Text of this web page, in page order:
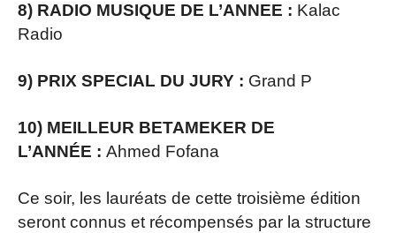
8) RADIO MUSIQUE DE L’ANNEE : Kalac
Radio
9) PRIX SPECIAL DU JURY : Grand P
10) MEILLEUR BETAMEKER DE
L’ANNÉE : Ahmed Fofana
Ce soir, les lauréats de cette troisième édition
seront connus et récompensés par la structure